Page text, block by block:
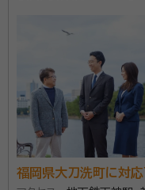
account_circle 満足度 5.0
ご
面談の感想
とても丁寧にお話しを聞いて
た、お値段も納得のいく良
契約後の感想
急ぎの案件だったのですが
した。
福岡県大刀洗町に対